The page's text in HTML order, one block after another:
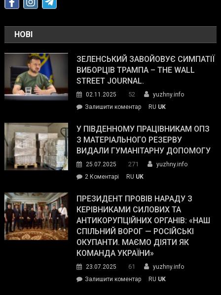
НОВІ
ЗЕЛЕНСЬКИЙ ЗАВОЙОВУЄ СИМПАТІЇ
ВИБОРЦІВ ТРАМПА – THE WALL
STREET JOURNAL.
02.11.2025 52
yuzhny.info
Залишити коментарon
завойовує
симпатії
виборців
The
Street
Journal.
RU UK
У ПІВДЕННОМУ ПРАЦІВНИКАМ ОПЗ
З МАТЕРІАЛЬНОГО РЕЗЕРВУ
ВИДАЛИ ГУМАНІТАРНУ ДОПОМОГУ
25.07.2025 271
yuzhny.info
2 Коментарі
Південному
працівникам
ОПЗ
з
матеріального
резерву
гуманітарну
допомогу
RU UK
ПРЕЗИДЕНТ ПРОВІВ НАРАДУ З
КЕРІВНИКАМИ СИЛОВИХ ТА
АНТИКОРУПЦІЙНИХ ОРГАНІВ: «НАШ
СПІЛЬНИЙ ВОРОГ — РОСІЙСЬКІ
ОКУПАНТИ. МАЄМО ДІЯТИ ЯК
КОМАНДА УКРАЇНИ»
23.07.2025 61
yuzhny.info
Залишити коментарon
RU UK